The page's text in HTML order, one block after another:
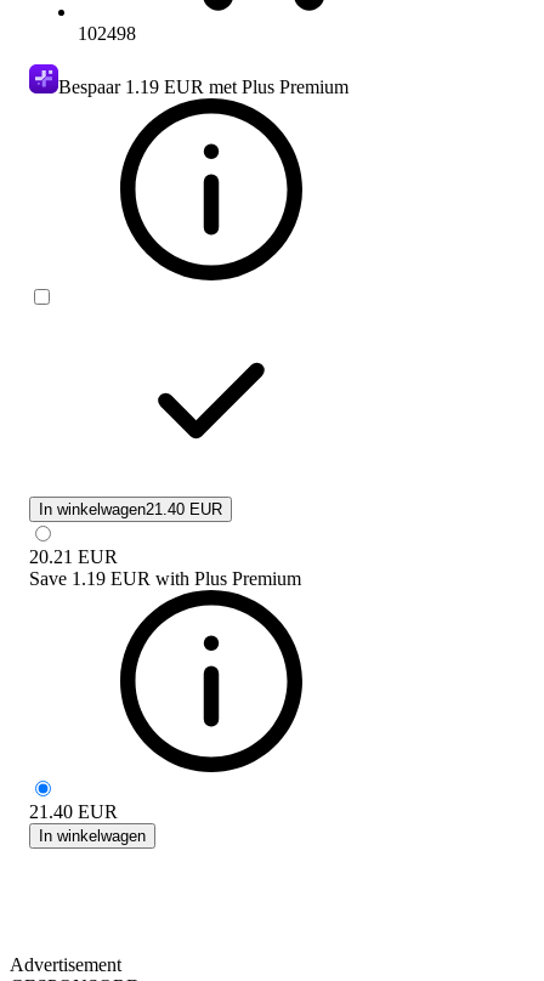
102498
Bespaar 1.19 EUR met Plus Premium
In winkelwagen21.40 EUR
20.21 EUR
Save 1.19 EUR with Plus Premium
21.40 EUR
In winkelwagen
Advertisement